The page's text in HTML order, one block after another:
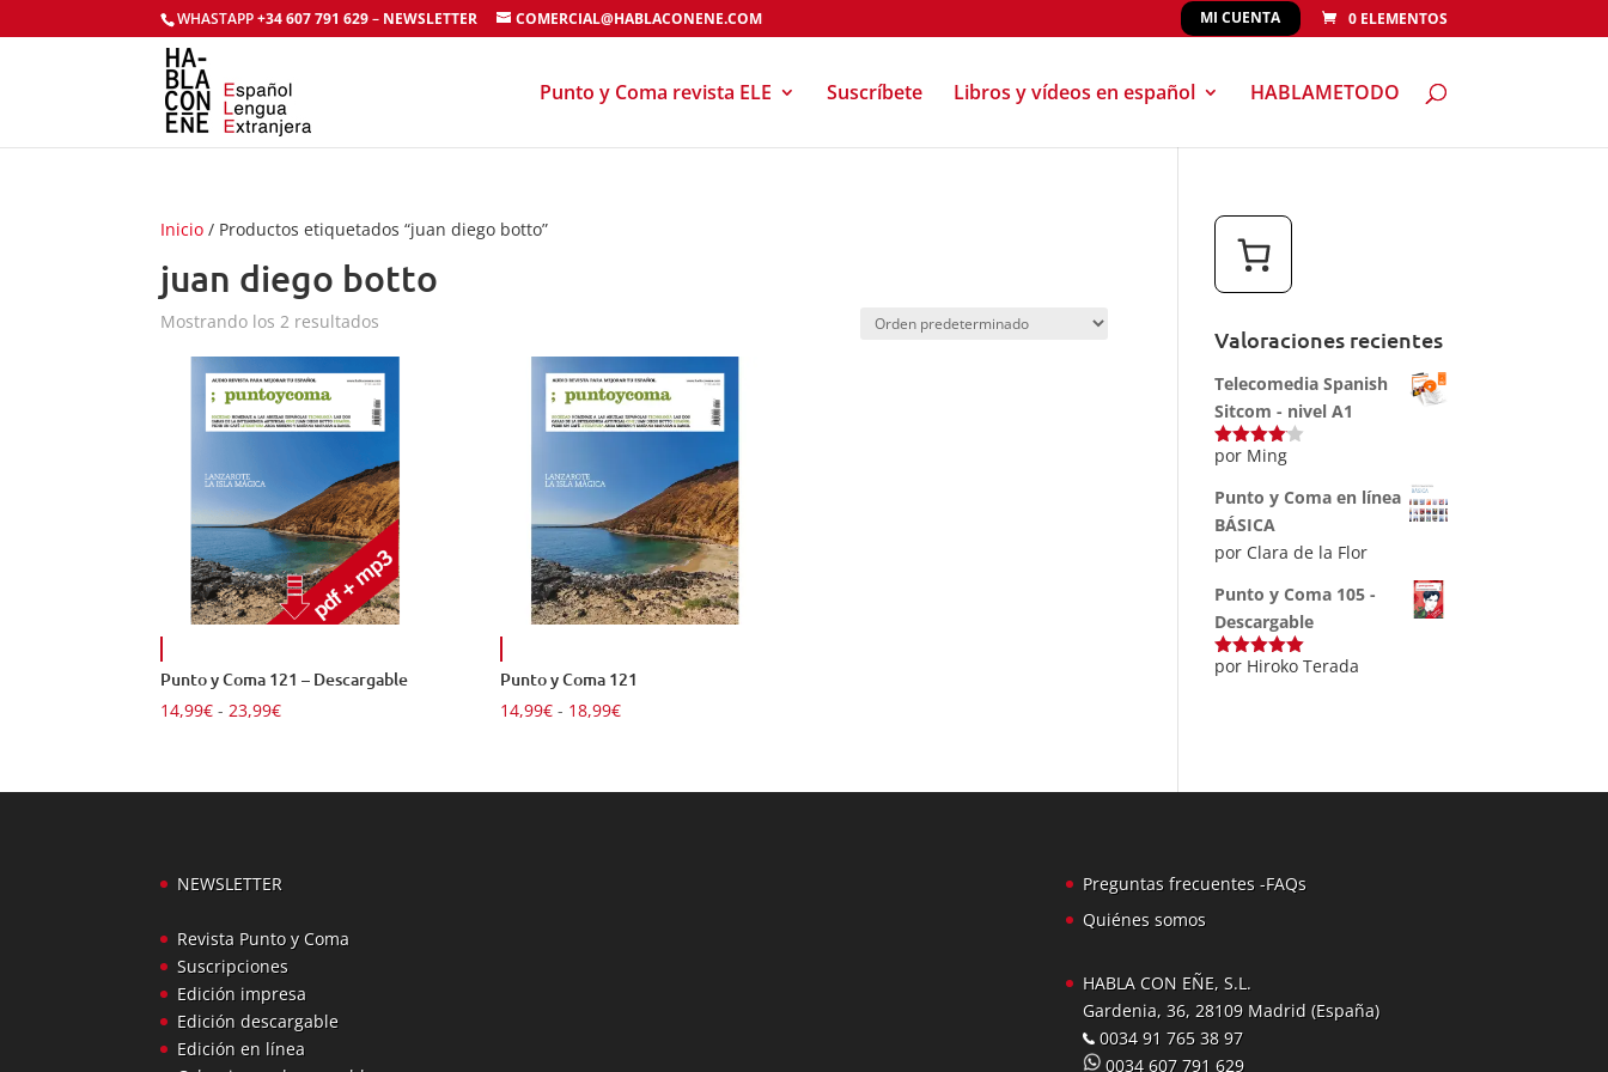
WHASTAPP+34 607 791 629– NEWSLETTER COMERCIAL@HABLACONENE.COM MI CUENTA 0 ELEMENTOS
Punto y Coma revista ELE Suscríbete Libros y vídeos en español HABLAMETODO
Inicio / Productos etiquetados “juan diego botto”
juan diego botto
Mostrando los 2 resultados
Punto y Coma 121 – Descargable
14,99€ - 23,99€Rango
desde
23,99€
Punto y Coma 121
14,99€ - 18,99€Rango
desde
Valoraciones recientes
Telecomedia Spanish
Sitcom - nivel A1
Valorado
5
por Ming
Punto y Coma en línea
BÁSICA
por Clara de la Flor
Punto y Coma 105 -
Descargable
Valorado
por Hiroko Terada
NEWSLETTER
Revista Punto y Coma
Suscripciones
Edición impresa
Edición descargable
Edición en línea
Preguntas frecuentes -FAQs
Quiénes somos
HABLA CON EÑE, S.L.
Gardenia, 36, 28109 Madrid (España)
0034 91 765 38 97
0034 607 791 629